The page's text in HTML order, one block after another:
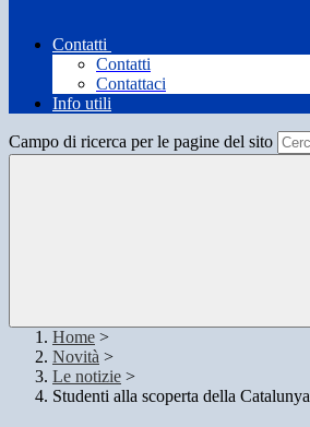
Contatti
Contatti
Contattaci
Info utili
Campo di ricerca per le pagine del sito
Home >
Novità >
Le notizie >
Studenti alla scoperta della Catalunya